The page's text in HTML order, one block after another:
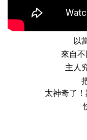
以
來自
主人
太神奇了